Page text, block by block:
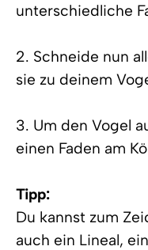
unterschiedliche
2. Schneide nun
sie zu deinem
3. Um den Vogel
einen Faden am
Tipp:
Du kannst zum
auch ein Lineal,